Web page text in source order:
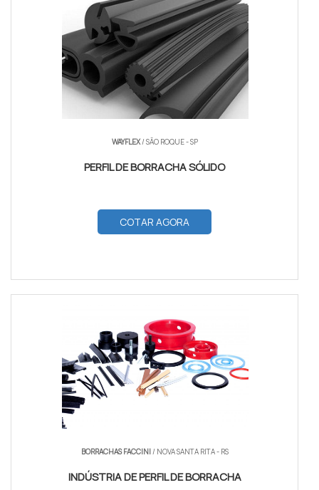
WAYFLEX/ SÃO ROQUE - SP
PERFIL DE BORRACHA SÓLIDO
COTAR AGORA
BORRACHAS FACCINI/ NOVA SANTA RITA - RS
INDÚSTRIA DE PERFIL DE BORRACHA